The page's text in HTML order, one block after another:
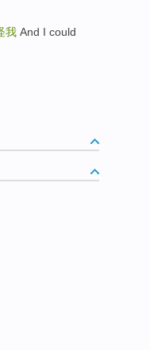
我 And I could